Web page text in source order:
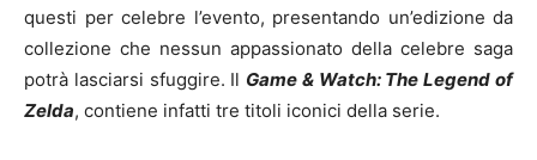
questi per celebre l’evento, presentando un’edizione da
collezione che nessun appassionato della celebre saga
potrà lasciarsi sfuggire. Il Game & Watch: The Legend of
Zelda, contiene infatti tre titoli iconici della serie.